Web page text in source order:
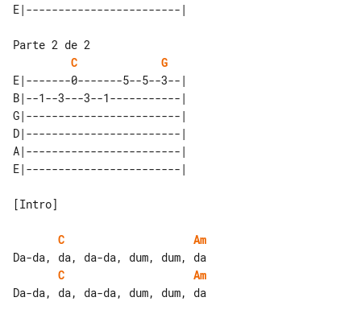
C
G
E|-------0-------5--5--3--|
B|--1--3---3--1-----------|
G|------------------------|
D|------------------------|
A|------------------------|
[Intro]
C
Am
C
Am
Da-da, da, da-da, dum, dum, da